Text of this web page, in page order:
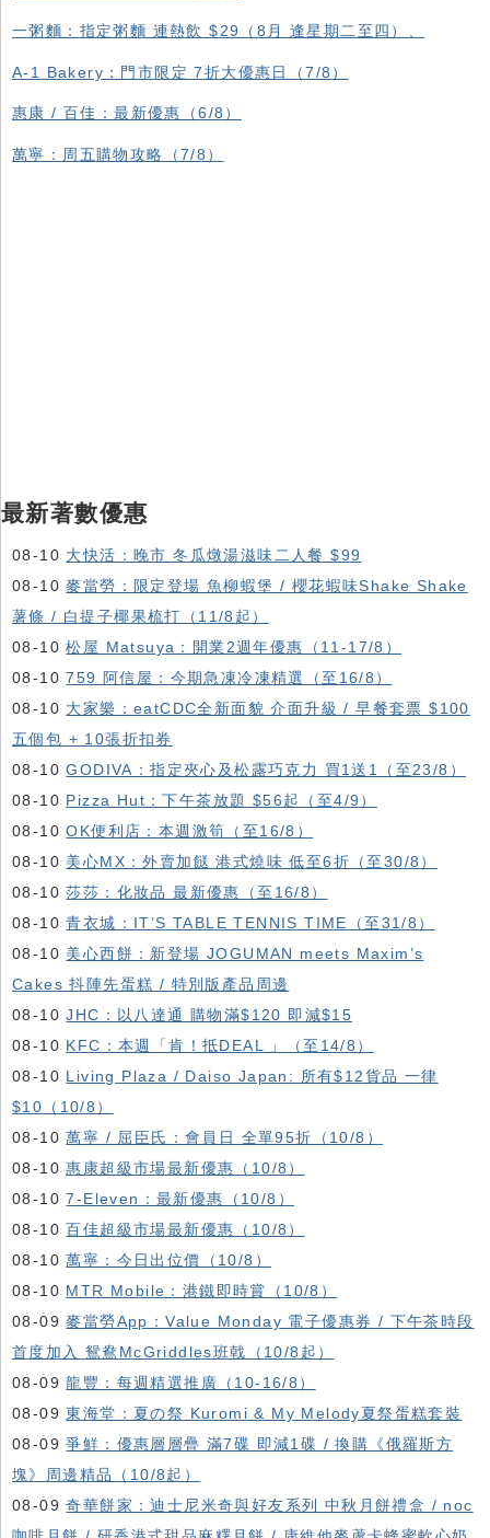
一粥麵：指定粥麵 連熱飲 $29（8月 逢星期二至四）、
A-1 Bakery：門市限定 7折大優惠日（7/8）
惠康 / 百佳：最新優惠（6/8）
萬寧：周五購物攻略（7/8）
最新著數優惠
08-10 大快活：晚市 冬瓜燉湯滋味二人餐 $99
08-10麥當勞：限定登場 魚柳蝦堡 / 櫻花蝦味Shake Shake
薯條 / 白提子椰果梳打（11/8起）
08-10松屋 Matsuya：開業2週年優惠（11-17/8）
08-10759 阿信屋：今期急凍冷凍精選（至16/8）
08-10 大家樂：eatCDC全新面貌 介面升級 / 早餐套票 $100
五個包 + 10張折扣券
08-10GODIVA：指定夾心及松露巧克力 買1送1（至23/8）
08-10 Pizza Hut：下午茶放題 $56起（至4/9）
08-10OK便利店：本週激筍（至16/8）
08-10 美心MX：外賣加餸 港式燒味 低至6折（至30/8）
08-10莎莎：化妝品 最新優惠（至16/8）
08-10青衣城：IT’S TABLE TENNIS TIME（至31/8）
08-10 美心西餅：新登場 JOGUMAN meets Maxim’s
Cakes 抖陣先蛋糕 / 特別版產品周邊
08-10JHC：以八達通 購物滿$120 即減$15
08-10 KFC ：本週「肯！抵DEAL 」（至14/8）
08-10 Living Plaza / Daiso Japan: 所有$12貨品 一律
$10（10/8）
08-10萬寧 / 屈臣氏：會員日 全單95折（10/8）
08-10惠康超級市場最新優惠（10/8）
08-107-Eleven：最新優惠（10/8）
08-10百佳超級市場最新優惠（10/8）
08-10萬寧：今日出位價（10/8）
08-10 MTR Mobile：港鐵即時賞（10/8）
08-09麥當勞App：Value Monday 電子優惠券 / 下午茶時段
首度加入 鴛鴦McGriddles班戟（10/8起）
08-09龍豐：每週精選推廣（10-16/8）
08-09東海堂：夏の祭 Kuromi & My Melody夏祭蛋糕套裝
08-09爭鮮：優惠層層疊 滿7碟 即減1碟 / 換購《俄羅斯方
塊》周邊精品（10/8起）
08-09奇華餅家：迪士尼米奇與好友系列 中秋月餅禮盒 / noc